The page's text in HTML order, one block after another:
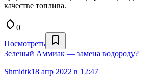
качестве топлива.
0
Посмотреть
Зеленый Аммиак — замена водороду?
Shmidtk18 апр 2022 в 12:47